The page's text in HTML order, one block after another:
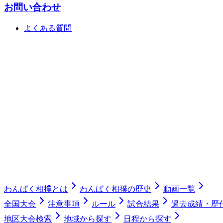
お問い合わせ
よくある質問
わんぱく相撲とは わんぱく相撲の歴史
動画一覧
全国大会
注意事項 ルール 試合結果
過去成績・歴
地区大会検索
地域から探す 日程から探す